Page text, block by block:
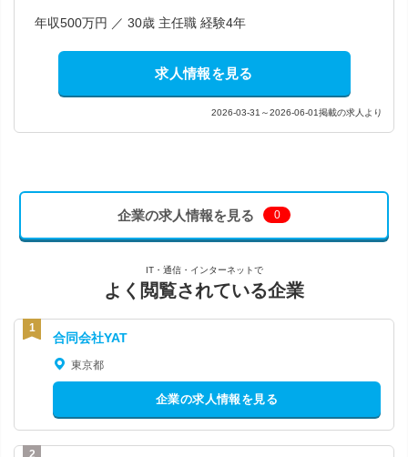
年収500万円 ／ 30歳 主任職 経験4年
求人情報を見る
2026-03-31～2026-06-01掲載の求人より
企業の求人情報を見る 0
IT・通信・インターネットで
よく閲覧されている企業
合同会社YAT
東京都
企業の求人情報を見る